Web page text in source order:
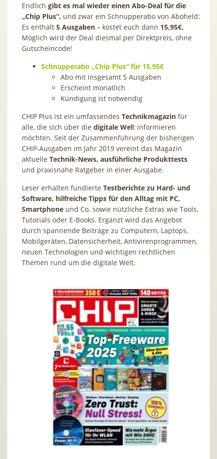
Endlich gibt es mal wieder einen Abo-Deal für die
„Chip Plus“, und zwar ein Schnupperabo von Aboheld:
Es enthält 5 Ausgaben – kostet euch dann 15,95€.
Möglich wird der Deal diesmal per Direktpreis, ohne
Gutscheincode!
Schnupperabo „Chip Plus“ für 15,95€
Abo mit insgesamt 5 Ausgaben
Erscheint monatlich
Kündigung ist notwendig
CHIP Plus ist ein umfassendes Technikmagazin für
alle, die sich über die digitale Welt informieren
möchten. Seit der Zusammenführung der bisherigen
CHIP-Ausgaben im Jahr 2019 vereint das Magazin
aktuelle Technik-News, ausführliche Produkttests
und praxisnahe Ratgeber in einer Ausgabe.
Leser erhalten fundierte Testberichte zu Hard- und
Software, hilfreiche Tipps für den Alltag mit PC,
Smartphone und Co. sowie nützliche Extras wie Tools,
Tutorials oder E-Books. Ergänzt wird das Angebot
durch spannende Beiträge zu Computern, Laptops,
Mobilgeräten, Datensicherheit, Antivirenprogrammen,
neuen Technologien und wichtigen rechtlichen
Themen rund um die digitale Welt.